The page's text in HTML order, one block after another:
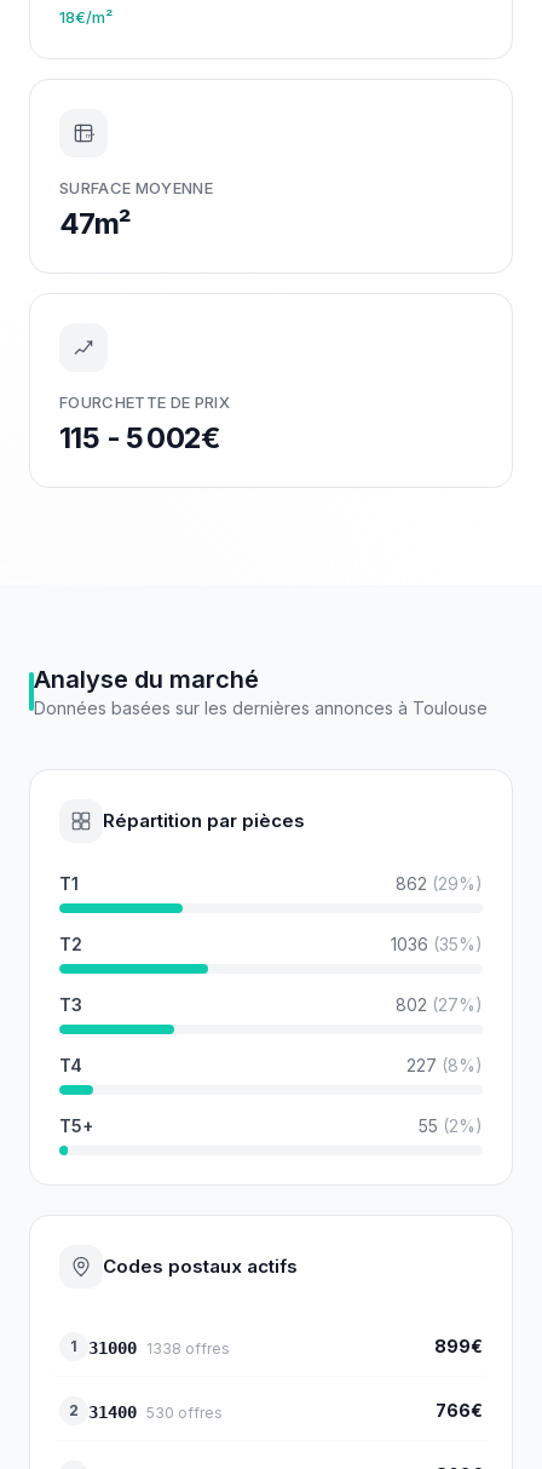
18€/m²
m²
SURFACE MOYENNE
47m²
FOURCHETTE DE PRIX
115 - 5 002€
Analyse du marché
Données basées sur les dernières annonces à Toulouse
Répartition par pièces
T1 862 (29%)
T2 1036 (35%)
T3 802 (27%)
T4 227 (8%)
T5+ 55 (2%)
Codes postaux actifs
1 31000 1338 offres 899€
2 31400 530 offres 766€